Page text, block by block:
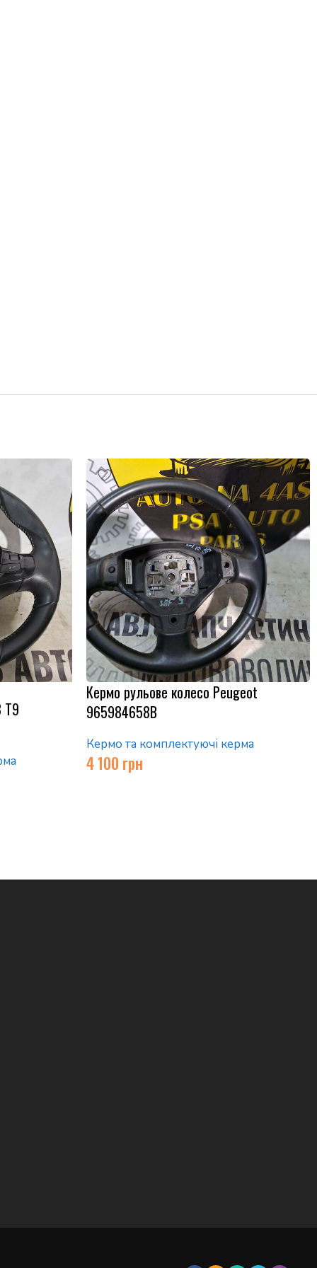
T9
Кермо рульове колесо Peugeot
965984658B
Кермо та комплектуючі керма
4 100 грн